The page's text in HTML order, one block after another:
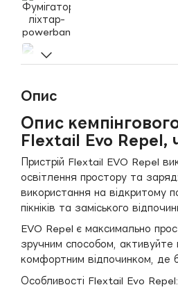
Опис
Опис
Flextail Evo Repel,
Пристрій Flextail EVO Repel
освітлення простору та
використання на відкритому
пікніків та заміського
EVO Repel є максимально
зручним способом, активуйте
комфортним відпочинком, де
Особливості Flextail Evo Repel: